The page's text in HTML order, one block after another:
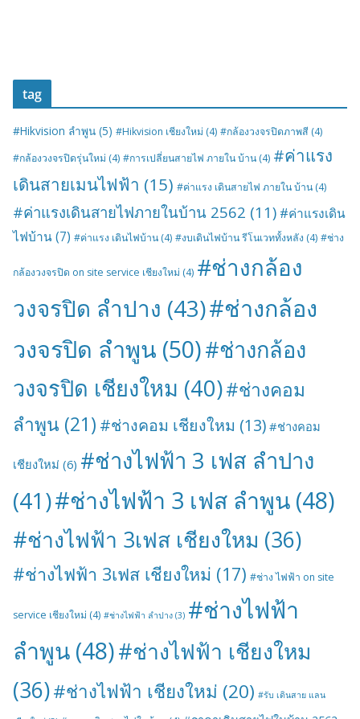
tag
#Hikvision ลำพูน (5) #Hikvision เชียงใหม่ (4) #กล้องวงจรปิดภาพสี (4)
#กล้องวงจรปิดรุ่นใหม่ (4) #การเปลี่ยนสายไฟ ภายใน บ้าน (4) #ค่าแรง
เดินสายเมนไฟฟ้า (15) #ค่าแรง เดินสายไฟ ภายใน บ้าน (4)
#ค่าแรงเดินสายไฟภายในบ้าน 2562 (11) #ค่าแรงเดิน
ไฟบ้าน(7) #ค่าแรง เดินไฟบ้าน (4) #งบเดินไฟบ้าน รีโนเวททั้งหลัง (4) #ช่าง
กล้องวงจรปิด on site service เชียงใหม่ (4) #ช่างกล้อง
วงจรปิด ลำปาง (43)#ช่างกล้อง
วงจรปิด ลำพูน (50)#ช่างกล้อง
วงจรปิด เชียงใหม (40)#ช่างคอม
ลำพูน (21) #ช่างคอม เชียงใหม (13) #ช่างคอม
เชียงใหม่ (6) #ช่างไฟฟ้า 3 เฟส ลำปาง
(41)#ช่างไฟฟ้า 3 เฟส ลำพูน (48)
#ช่างไฟฟ้า 3เฟส เชียงใหม (36)
#ช่างไฟฟ้า 3เฟส เชียงใหม่ (17) #ช่าง ไฟฟ้า on site
service เชียงใหม่ (4) #ช่างไฟฟ้า ลำปาง (3) #ช่างไฟฟ้า
ลำพูน (48)#ช่างไฟฟ้า เชียงใหม
(36)#ช่างไฟฟ้า เชียงใหม่ (20) #รับ เดินสาย แลน